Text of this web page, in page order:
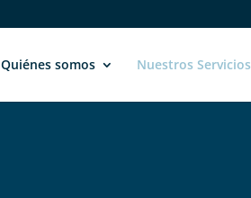
Quiénes somos Nuestros Servicios